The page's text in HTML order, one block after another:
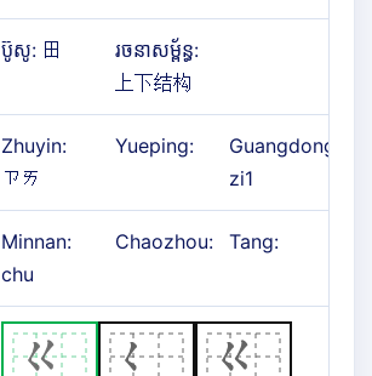
ប៊ូសូ: 田
រចនាសម្ព័ន្ធ:
上下结构
Zhuyin:
ㄗㄞ
Yueping:
Guangdong:
zi1
Minnan:
chu
Chaozhou: Tang: